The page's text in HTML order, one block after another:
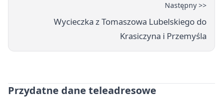
Następny >>
Wycieczka z Tomaszowa Lubelskiego do
Krasiczyna i Przemyśla
Przydatne dane teleadresowe